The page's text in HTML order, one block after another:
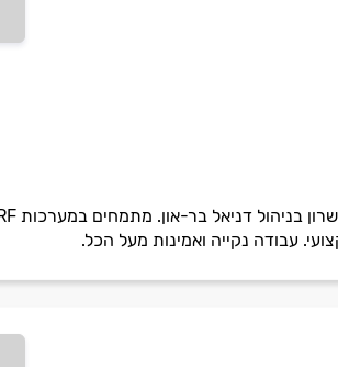
עבודה נקייה ואמינות מעל הכל.